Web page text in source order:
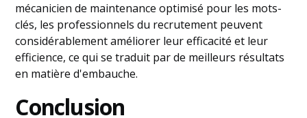
mécanicien de maintenance optimisé pour les mots-
clés, les professionnels du recrutement peuvent
considérablement améliorer leur efficacité et leur
efficience, ce qui se traduit par de meilleurs résultats
en matière d'embauche.
Conclusion